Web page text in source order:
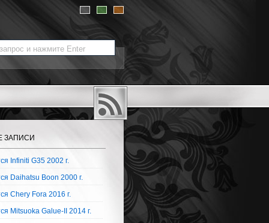
ЗАПИСИ
Infiniti G35 2002 г.
Daihatsu Boon 2000 г.
Chery Fora 2016 г.
Mitsuoka Galue-II 2014 г.